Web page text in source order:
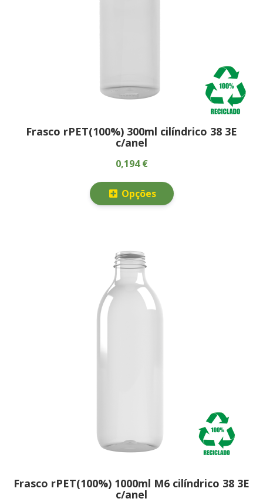
Frasco rPET(100%) 300ml cilíndrico 38 3E
c/anel
0,194 €
Opções
Frasco rPET(100%) 1000ml M6 cilíndrico 38 3E
c/anel